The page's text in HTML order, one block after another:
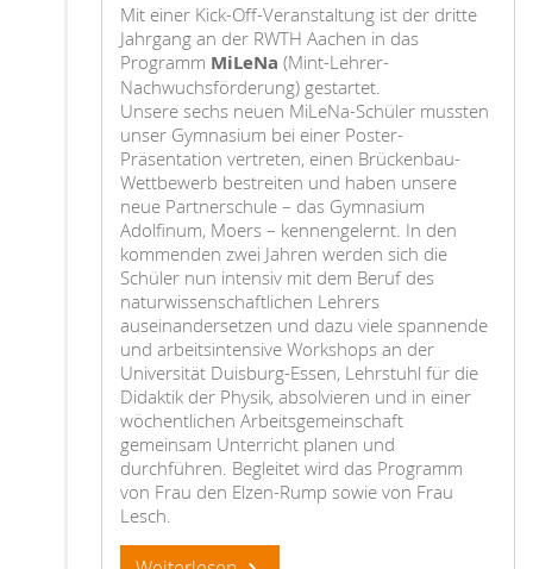
Mit einer Kick-Off-Veranstaltung ist der dritte
Jahrgang an der RWTH Aachen in das
Programm MiLeNa (Mint-Lehrer-
Nachwuchsförderung) gestartet.
Unsere sechs neuen MiLeNa-Schüler mussten
unser Gymnasium bei einer Poster-
Präsentation vertreten, einen Brückenbau-
Wettbewerb bestreiten und haben unsere
neue Partnerschule – das Gymnasium
Adolfinum, Moers – kennengelernt. In den
kommenden zwei Jahren werden sich die
Schüler nun intensiv mit dem Beruf des
naturwissenschaftlichen Lehrers
auseinandersetzen und dazu viele spannende
und arbeitsintensive Workshops an der
Universität Duisburg-Essen, Lehrstuhl für die
Didaktik der Physik, absolvieren und in einer
wöchentlichen Arbeitsgemeinschaft
gemeinsam Unterricht planen und
durchführen. Begleitet wird das Programm
von Frau den Elzen-Rump sowie von Frau
Lesch.